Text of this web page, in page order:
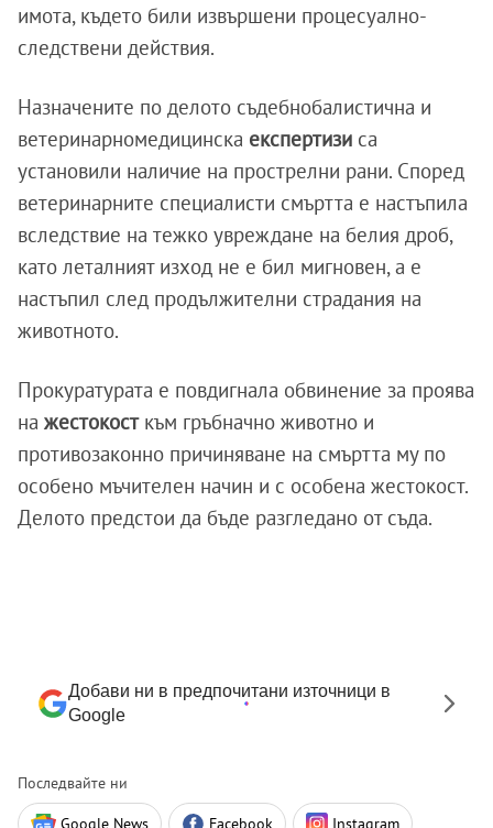
имота, където били извършени процесуално-
следствени действия.
Назначените по делото съдебнобалистична и
ветеринарномедицинска експертизи са
установили наличие на прострелни рани. Според
ветеринарните специалисти смъртта е настъпила
вследствие на тежко увреждане на белия дроб,
като леталният изход не е бил мигновен, а е
настъпил след продължителни страдания на
животното.
Прокуратурата е повдигнала обвинение за проява
на жестокосткъм гръбначно животно и
противозаконно причиняване на смъртта му по
особено мъчителен начин и с особена жестокост.
Делото предстои да бъде разгледано от съда.
Добави ни в предпочитани източници в
Google
Последвайте ни
Google News Facebook Instagram